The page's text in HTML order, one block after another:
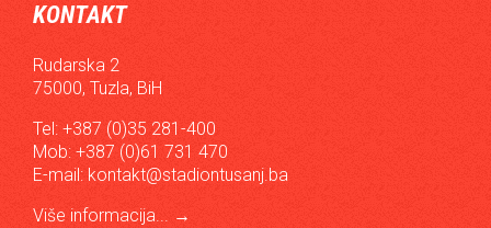
KONTAKT
Rudarska 2
75000, Tuzla, BiH
Tel: +387 (0)35 281-400
Mob: +387 (0)61 731 470
E-mail: kontakt@stadiontusanj.ba
Više informacija... →